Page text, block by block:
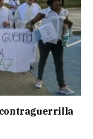
contraguerrilla